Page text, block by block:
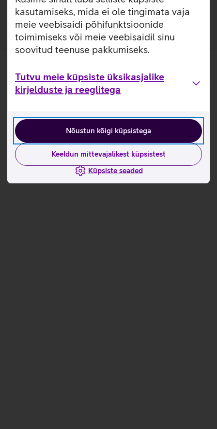
kasutamiseks, mida ei ole tingimata vaja
meie veebisaidi põhifunktsioonide
toimimiseks või meie veebisaidil sinu
soovitud teenuse pakkumiseks.
Tutvu meie küpsiste üksikasjalike
kirjelduste ja reeglitega
Nõustun kõigi küpsistega
Keeldun mittevajalikest küpsistest
Küpsiste seaded
laadijatega.